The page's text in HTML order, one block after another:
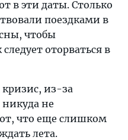
в эти даты. Столько
поездками в
чтобы
оторваться в
из-за
не
что еще слишком
лета.